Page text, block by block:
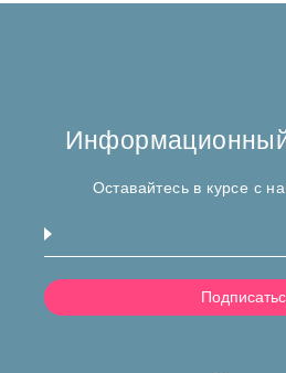
Оставайтесь в курсе с